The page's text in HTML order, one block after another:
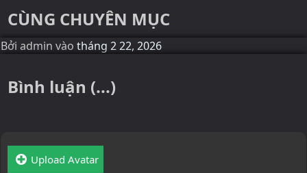
CÙNG CHUYÊN MỤC
Bởi admin vào tháng 2 22, 2026
Bình luận (...)
Upload Avatar